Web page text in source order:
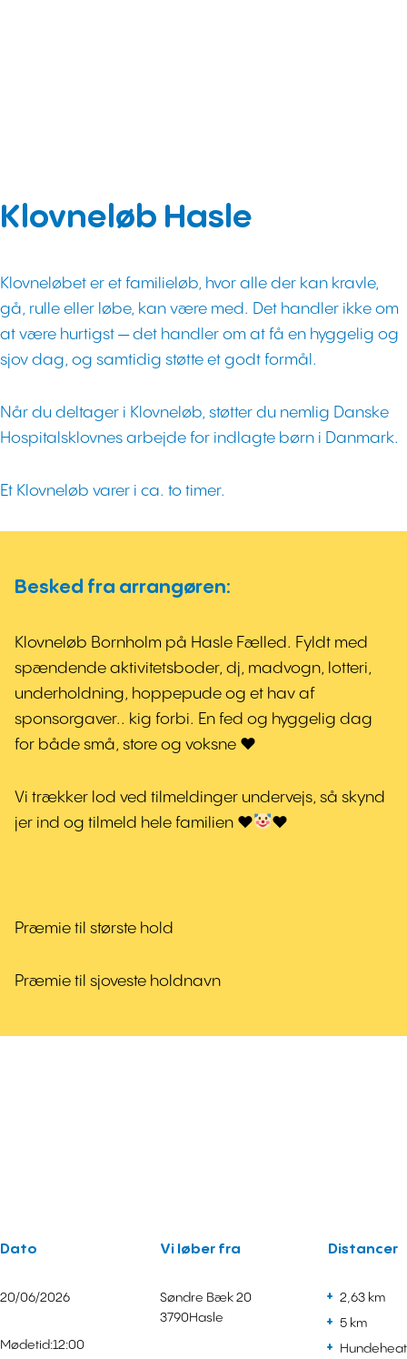
Klovneløb Hasle
Klovneløbet er et familieløb, hvor alle der kan kravle,
gå, rulle eller løbe, kan være med. Det handler ikke om
at være hurtigst — det handler om at få en hyggelig og
sjov dag, og samtidig støtte et godt formål.
Når du deltager i Klovneløb, støtter du nemlig Danske
Hospitalsklovnes arbejde for indlagte børn i Danmark.
Et Klovneløb varer i ca. to timer.
Besked fra arrangøren:
Klovneløb Bornholm på Hasle Fælled. Fyldt med
spændende aktivitetsboder, dj, madvogn, lotteri,
underholdning, hoppepude og et hav af
sponsorgaver.. kig forbi. En fed og hyggelig dag
for både små, store og voksne ♥️
Vi trækker lod ved tilmeldinger undervejs, så skynd
jer ind og tilmeld hele familien ♥️ ♥️
Præmie til største hold
Præmie til sjoveste holdnavn
Dato
20/06/2026
Mødetid:12:00
Vi løber fra
Søndre Bæk 20
3790Hasle
Distancer
2,63 km
5 km
Hundeheat